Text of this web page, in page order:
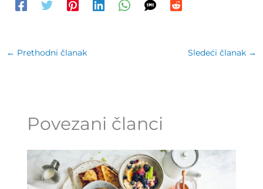
← Prethodni članak Sledeći članak →
Povezani članci